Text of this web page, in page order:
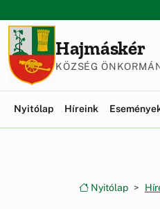
Hajmáskér
KÖZSÉG
Nyitólap Híreink
Nyitólap